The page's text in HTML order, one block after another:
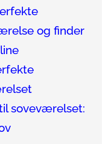
og finder
soveværelset: